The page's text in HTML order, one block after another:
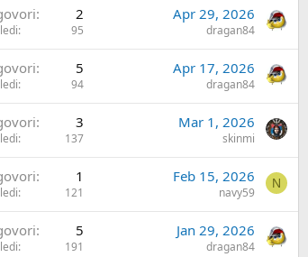
2
95
Apr 29, 2026
dragan84
5
94
Apr 17, 2026
dragan84
3
137
Mar 1, 2026
skinmi
1
121
Feb 15, 2026
navy59
N
5
191
Jan 29, 2026
dragan84